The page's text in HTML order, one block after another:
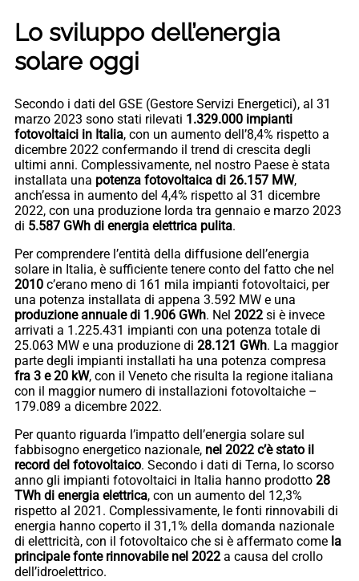
Lo sviluppo dell’energia
solare oggi
Secondo i dati del GSE (Gestore Servizi Energetici), al 31
marzo 2023 sono stati rilevati 1.329.000 impianti
fotovoltaici in Italia, con un aumento dell’8,4% rispetto a
dicembre 2022 confermando il trend di crescita degli
ultimi anni. Complessivamente, nel nostro Paese è stata
installata una potenza fotovoltaica di 26.157 MW,
anch’essa in aumento del 4,4% rispetto al 31 dicembre
2022, con una produzione lorda tra gennaio e marzo 2023
di 5.587 GWh di energia elettrica pulita.
Per comprendere l’entità della diffusione dell’energia
solare in Italia, è sufficiente tenere conto del fatto che nel
2010 c’erano meno di 161 mila impianti fotovoltaici, per
una potenza installata di appena 3.592 MW e una
produzione annuale di 1.906 GWh. Nel 2022 si è invece
arrivati a 1.225.431 impianti con una potenza totale di
25.063 MW e una produzione di 28.121 GWh. La maggior
parte degli impianti installati ha una potenza compresa
fra 3 e 20 kW, con il Veneto che risulta la regione italiana
con il maggior numero di installazioni fotovoltaiche –
179.089 a dicembre 2022.
Per quanto riguarda l’impatto dell’energia solare sul
fabbisogno energetico nazionale, nel 2022 c’è stato il
record del fotovoltaico. Secondo i dati di Terna, lo scorso
anno gli impianti fotovoltaici in Italia hanno prodotto 28
TWh di energia elettrica, con un aumento del 12,3%
rispetto al 2021. Complessivamente, le fonti rinnovabili di
energia hanno coperto il 31,1% della domanda nazionale
di elettricità, con il fotovoltaico che si è affermato come la
principale fonte rinnovabile nel 2022 a causa del crollo
dell’idroelettrico.